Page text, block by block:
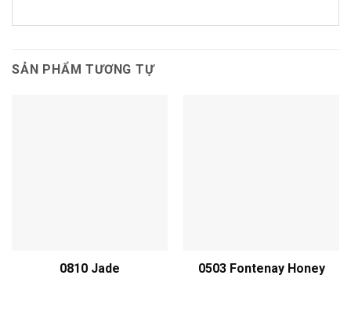
SẢN PHẨM TƯƠNG TỰ
0810 Jade 0503 Fontenay Honey